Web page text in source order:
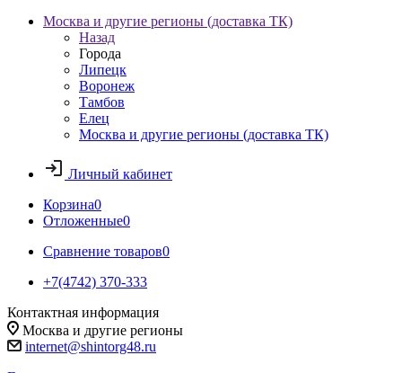
Москва и другие регионы (доставка ТК)
Назад
Города
Липецк
Воронеж
Тамбов
Елец
Москва и другие регионы (доставка ТК)
Личный кабинет
Корзина0
Отложенные0
Сравнение товаров0
+7(4742) 370-333
Контактная информация
Москва и другие регионы
internet@shintorg48.ru